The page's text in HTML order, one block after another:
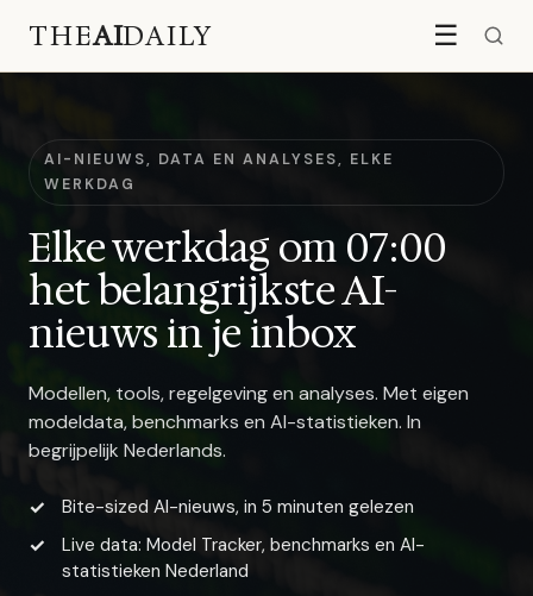
THEAIDAILY ☰
AI-NIEUWS, DATA EN ANALYSES, ELKE
WERKDAG
Elke werkdag om 07:00
het belangrijkste AI-
nieuws in je inbox
Modellen, tools, regelgeving en analyses. Met eigen
modeldata, benchmarks en AI-statistieken. In
begrijpelijk Nederlands.
Bite-sized AI-nieuws, in 5 minuten gelezen
Live data: Model Tracker, benchmarks en AI-
statistieken Nederland